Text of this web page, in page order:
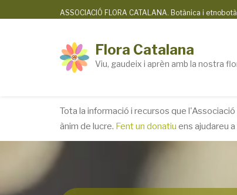
ASSOCIACIÓ FLORA CATALANA. Botànica i
Flora Catalana
Viu, gaudeix i aprèn amb la nostra
Tota la informació i recursos que
ànim de lucre. Fent un donatiu ens ajudareu